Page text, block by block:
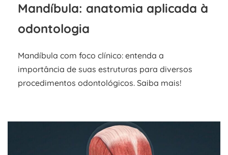
Mandíbula: anatomia aplicada à
odontologia
Mandíbula com foco clínico: entenda a
importância de suas estruturas para diversos
procedimentos odontológicos. Saiba mais!